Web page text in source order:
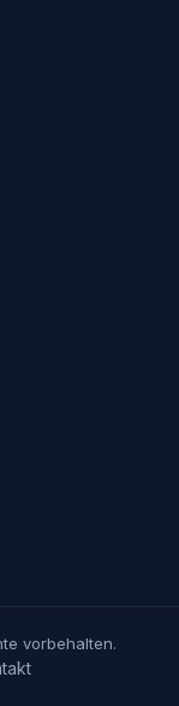
vorbehalten.